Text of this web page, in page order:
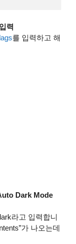
력
를 입력하고 해
Dark Mode
라고 입력합니
가 나오는데